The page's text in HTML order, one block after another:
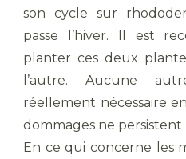
son cycle sur
passe l’hiver. Il est
planter ces deux
l’autre. Aucune
réellement nécessaire
dommages ne persistent
En ce qui concerne les